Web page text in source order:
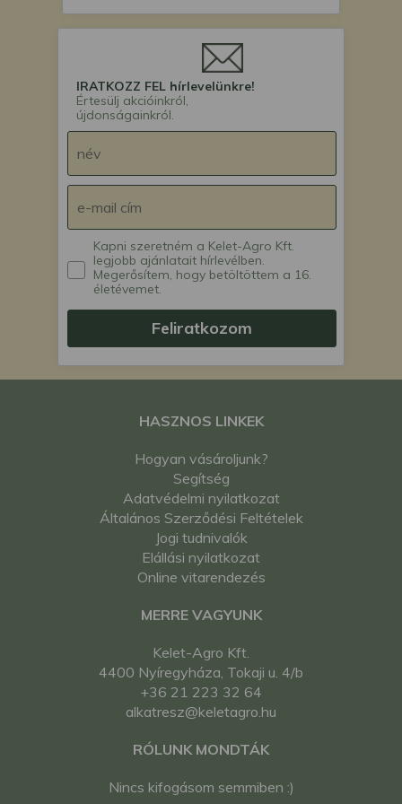
IRATKOZZ FEL hírlevelünkre!
Értesülj akcióinkról,
újdonságainkról.
Kapni szeretném a Kelet-Agro Kft.
legjobb ajánlatait hírlevélben.
Megerősítem, hogy betöltöttem a 16.
életévemet.
Feliratkozom
HASZNOS LINKEK
Hogyan vásároljunk?
Segítség
Adatvédelmi nyilatkozat
Általános Szerződési Feltételek
Jogi tudnivalók
Elállási nyilatkozat
Online vitarendezés
MERRE VAGYUNK
Kelet-Agro Kft.
4400 Nyíregyháza, Tokaji u. 4/b
+36 21 223 32 64
alkatresz@keletagro.hu
RÓLUNK MONDTÁK
Nincs kifogásom semmiben :)